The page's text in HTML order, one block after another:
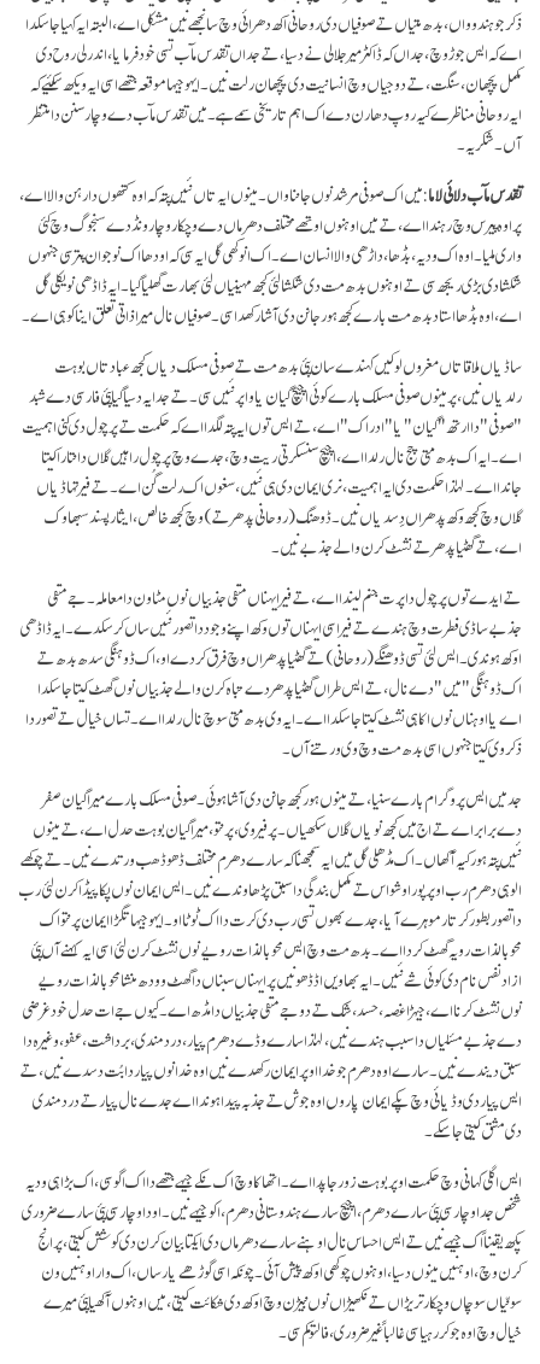
ذکر جو ہندوواں، بدھ متیاں تے صوفیاں دی روحانی اکھ دھرائی وچ سانجھے نیں مشکل اے، البتہ ایہ کہیا جا سکدا
اے کہ ایس جوڑ وچ، جداں کہ ڈاکٹر میر جلالی نے دسیا، تے جداں تقدس مآب تسی خود فرمایا، اندرلی روح دی
مکمل پچھان، سنگت، تے دوجیاں وچ انسانیت دی پچھان رلت نیں۔ ایہو جیہا موقعہ جتھے اسی ایہ ویکھ سکئیے کہ
ایہ روحانی مناظرے کیہ روپ دھارن دے اک اہم تاریخی سمے ہے۔ میں تقدس مآب دے وچار سنن دا منتظر
آں۔ شکریہ۔
تقدس مآب دلائی لاما: میں اک صوفی مرشد نوں جاننا واں۔ مینوں ایہ تاں نئیں پتہ کہ اوہ کتھوں دا رہن والا اے،
پر اوہ پیرس وچ رہندا اے، تے میں اوہنوں اوتھے مختلف دھرماں دے وچکار وچار ونڈ دے سنجوگ وچ کئی
واری ملیا۔ اوہ اک ودیہ، بڈھا، داڑھی والا انسان اے۔ اک انوکھی گل ایہ سی کہ اودھا اک نوجوان پتر سی جنہوں
شکشا دی بڑی ریجھ سی تے اوہنوں بدھ مت دی شکشا لئی کجھ مہینیاں لئی بھارت گھلیا گیا۔ ایہ ڈاڈھی نویکلی گل
اے، اوہ بڈھا استاد بدھ مت بارے کجھ ہور جانن دی آشا رکھدا سی۔ صوفیاں نال میرا ذاتی تعلق اینا کو ہی اے۔
ساڈیاں ملاقاتاں مغروں لوکیں کہندے سان پئی بدھ مت تے صوفی مسلک دیاں کجھ عبادتاں بوہت
رلدیاں نیں، پر مینوں صوفی مسلک بارے کوئی اچیچ گیان یا واپر نئیں سی۔ تے جد ایہ دسیا گیا پئی فارسی دے شبد
"صوفی" دا ارتھ "گیان" یا "ادراک" اے ، تے ایس توں ایہ پتہ لگدا اے کہ حکمت تے پرچول دی کنی اہمیت
اے۔ ایہ اک بدھ متی چج نال رلدا اے، اچیچ سنسکرتی ریت وچ، جدے وچ پرچول راہیں گلاں دا نتارا کیتا
جاندا اے۔ لہٰذا حکمت دی ایہ اہمیت، نری ایمان دی ہی نئیں، سغوں اک رلت گُن اے۔ تے فیر تہاڈیاں
گلاں وچ کجھ وکھ پدھراں دِسدیاں نیں۔ ڈوھنگ (روحانی پدھر تے) وچ کجھ خالص، ایثار پسند سبھاوک
اے، تے گھٹیا پدھر تے نشٹ کرن والے جذبے نیں۔
تے ایدے توں پرچول دا پرت جنم لیندا اے، تے فیر ایہناں منفی جذبیاں نوں مٹاون دا معاملہ۔ جے منفی
جذبے ساڈی فطرت وچ ہندے تے فیر اسی ایہناں توں وکھ اپنے وجود دا تصور نئیں ساں کر سکدے۔ ایہ ڈاڈھی
اوکھ ہوندی۔ ایس لئی تسی ڈوھنگے (روحانی) تے گھٹیا پدھراں وچ فرق کردے او، اک ڈوہنگی سدھ بدھ تے
اک ڈوہنگی "میں" دے نال، تے ایس طراں گھٹیا پدھر دے تباہ کرن والے جذبیاں نوں گھٹ کیتا جا سکدا
اے یا اوہناں نوں اکا ہی نشٹ کیتا جا سکدا اے۔ ایہ وی بدھ متی سوچ نال رلدا اے۔ تساں خیال تے تصور دا
ذکر وی کیتا جنہوں اسی بدھ مت وچ وی ورتنے آں۔
جد میں ایس پروگرام بارے سنیا، تے مینوں ہور کجھ جانن دی آشا ہوئی۔ صوفی مسلک بارے میرا گیان صفر
دے برابر اے تے اج میں کجھ نویاں گلاں سکھیاں۔ پر فیر وی، پرنتو، میرا گیان بوہت حدل اے، تے مینوں
نئیں پتہ ہور کیہ آکھاں۔ اک مڈھلی گل میں ایہ سمجھنا کہ سارے دھرم مختلف ڈھو ڈھب ورتدے نیں۔ تے چوکھے
الوہی دھرم رب اوپر پورا وشواس تے مکمل بندگی دا سبق پڑھاوندے نیں۔ ایس ایمان نوں پکا پیڈا کرن لئی رب
دا تصور بطور کرتار موہرے آیا، جدے بھوں تسی رب دی کرت دا اک ٹوٹا او۔ ایہو جیہا تگڑا ایمان پرنتو اک
محوبالذات رویہ گھٹ کردا اے۔ بدھ مت وچ ایس محوبالذات رویے نوں نشٹ کرن لئی اسی ایہ کہنے آں پئی
ازاد نفس نام دی کوئی شے نئیں۔ ایہ بھاویں اڈ ڈھو نیں پر ایہناں سبناں دا گھٹ و ودھ منشا محوبالذات رویے
نوں نشٹ کرنا اے، جیہڑا غصہ، حسد، شک تے دوجے منفی جذبیاں دا مڈھ اے۔ کیوں جے ات حدل خودغرضی
دے جذبے مسٔلیاں دا سبب ہندے نیں، لہٰذا سارے وڈے دھرم پیار، درد مندی، برداشت، عفو، وغیرہ دا
سبق دیندے نیں۔ سارے اوہ دھرم جو خدا اوپر ایمان رکھدے نیں اوہ خدا نوں پیار دا بُت دسدے نیں، تے
ایس پیار دی وڈیائی وچ پکے ایمان پاروں اوہ جوش تے جذبہ پیدا ہوندا اے جدے نال پیار تے درد مندی
دی مشق کیتی جا سکے۔
ایس اگلی کہانی وچ حکمت اوپر بوہت زور جاپدا اے۔ اتھاکا وچ اک نکے جیہے جتھے دا اک اگو سی، اک بڑا ہی ودیہ
شخص جدا وچار سی پئی سارے دھرم، اچیچ سارے ہندوستانی دھرم، اکو جیہے نیں۔ اودا وچار سی پئی سارے ضروری
پکھ یقیناً اک جیہے نیں تے ایس احساس نال اوہنے سارے دھرماں دی ایکتا بیان کرن دی کوشش کیتی، پر انج
کرن وچ، اوہنیں مینوں دسیا، اوہنوں چوکھی اوکھ پیش آئی۔ چونکہ اسی گوڑھے یار ساں، اک وار اوہنیں ون
سونّیاں سوچاں وچکار تریڑاں تے نکھیڑاں نوں نبیڑن وچ اوکھ دی شکائت کیتی، میں اوہنوں آکھیا پئی میرے
خیال وچ اوہ جو کر رہیا سی غالباً غیر ضروری، فالتو کم سی۔